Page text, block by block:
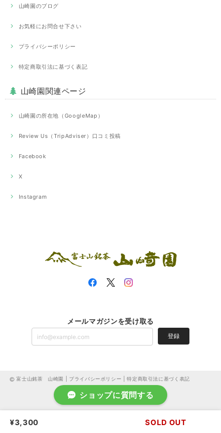
山崎園のブログ
お気軽にお問合せ下さい
プライバシーポリシー
特定商取引法に基づく表記
山崎園関連ページ
山崎園の所在地（GoogleMap）
Review Us（TripAdviser）口コミ投稿
Facebook
X
Instagram
メールマガジンを受け取る
登録
富士山銘茶 山崎園 | プライバシーポリシー |特定商取引法に基づく表記
¥3,300 SOLD OUT
ショップに質問する